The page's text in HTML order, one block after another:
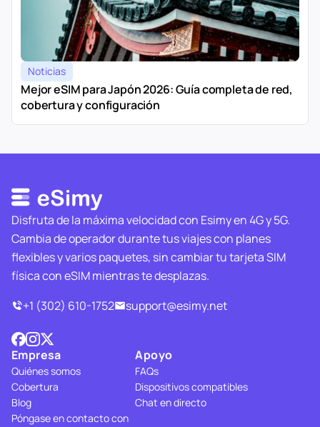
Noticias
Mejor eSIM para Japón 2026: Guía completa de red,
cobertura y configuración
Disfruta de la máxima velocidad con Esimy en 4G y 5G.
Cambia de operador durante tus viajes con planes
flexibles y varios paquetes, sin cambiar tu tarjeta SIM
física con eSIM mientras te desplazas.
+1 (302) 610-1752
support@esimy.net
Empresa
Quiénes somos
Cobertura
Blog
Póngase en contacto con
Apoyo
FAQs
Dispositivos compatibles
Chat en directo